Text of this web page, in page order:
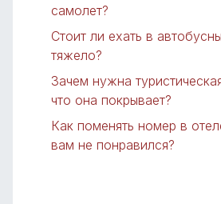
самолет?
Стоит ли ехать в
тяжело?
Зачем нужна
что она покрывает?
Как поменять номер в
вам не понравился?